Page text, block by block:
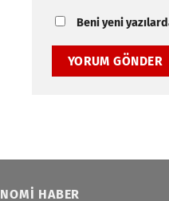
Beni yeni
HABER